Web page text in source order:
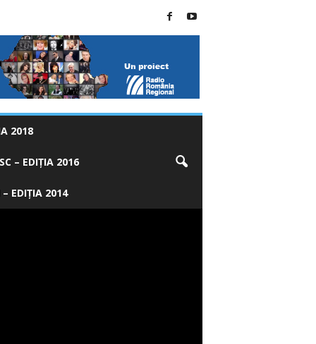
2018
– EDIȚIA 2016
– EDIȚIA 2014